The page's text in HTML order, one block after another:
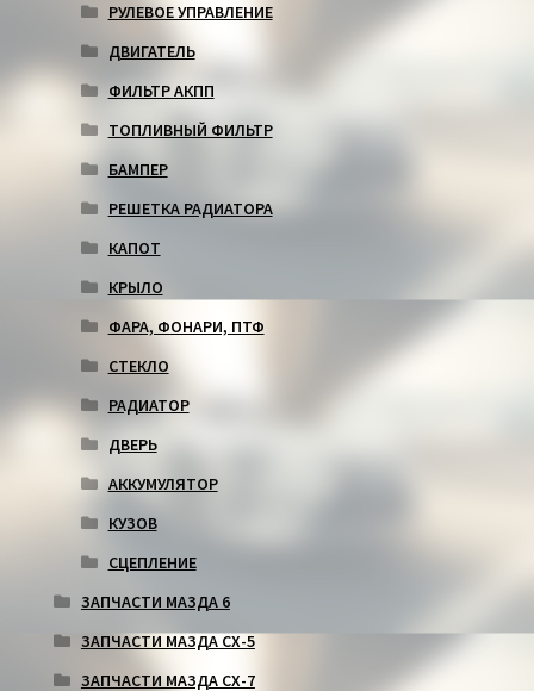
РУЛЕВОЕ УПРАВЛЕНИЕ
ДВИГАТЕЛЬ
ФИЛЬТР АКПП
ТОПЛИВНЫЙ ФИЛЬТР
БАМПЕР
РЕШЕТКА РАДИАТОРА
КАПОТ
КРЫЛО
ФАРА, ФОНАРИ, ПТФ
СТЕКЛО
РАДИАТОР
ДВЕРЬ
АККУМУЛЯТОР
КУЗОВ
СЦЕПЛЕНИЕ
ЗАПЧАСТИ МАЗДА 6
ЗАПЧАСТИ МАЗДА СХ-5
ЗАПЧАСТИ МАЗДА СХ-7